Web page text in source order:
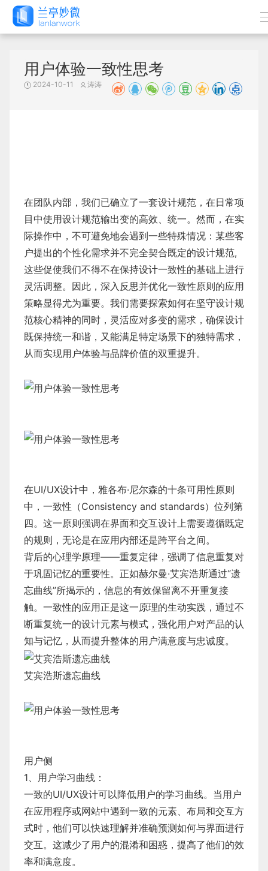
用户体验一致性思考
2024-10-11 涛涛
在团队内部，我们已确立了一套设计规范，在日常项
目中使用设计规范输出变的高效、统一。然而，在实
际操作中，不可避免地会遇到一些特殊情况：某些客
户提出的个性化需求并不完全契合既定的设计规范,
这些促使我们不得不在保持设计一致性的基础上进行
灵活调整。因此，深入反思并优化一致性原则的应用
策略显得尤为重要。我们需要探索如何在坚守设计规
范核心精神的同时，灵活应对多变的需求，确保设计
既保持统一和谐，又能满足特定场景下的独特需求，
从而实现用户体验与品牌价值的双重提升。
在UI/UX设计中，雅各布·尼尔森的十条可用性原则
中，一致性（Consistency and standards）位列第
四。这一原则强调在界面和交互设计上需要遵循既定
的规则，无论是在应用内部还是跨平台之间。
背后的心理学原理——重复定律，强调了信息重复对
于巩固记忆的重要性。正如赫尔曼·艾宾浩斯通过“遗
忘曲线”所揭示的，信息的有效保留离不开重复接
触。一致性的应用正是这一原理的生动实践，通过不
断重复统一的设计元素与模式，强化用户对产品的认
知与记忆，从而提升整体的用户满意度与忠诚度。
艾宾浩斯遗忘曲线
用户侧
1、用户学习曲线：
一致的UI/UX设计可以降低用户的学习曲线。当用户
在应用程序或网站中遇到一致的元素、布局和交互方
式时，他们可以快速理解并准确预测如何与界面进行
交互。这减少了用户的混淆和困惑，提高了他们的效
率和满意度。